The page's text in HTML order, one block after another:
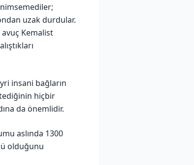
uzak durdular.
Kemalist
insani bağların
hiçbir
da önemlidir.
aslında 1300
olduğunu